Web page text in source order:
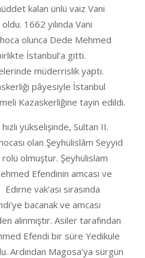
kalan ünlü vaiz Vani
1662 yılında Vani
olunca Dede Mehmed
İstanbul’a gitti.
müderrislik yaptı.
pâyesiyle İstanbul
Kazaskerliğine tayin edildi.
yükselişinde, Sultan II.
olan Şeyhülislâm Seyyid
rolü olmuştur. Şeyhülislam
Efendinin amcası ve
vak’ası sırasında
bacanak ve amcası
alınmıştır. Asiler tarafından
Efendi bir süre Yedikule
Ardından Magosa’ya sürgün